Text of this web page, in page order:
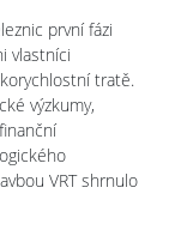
první fázi
vlastníci
tratě.
výzkumy,
VRT shrnulo